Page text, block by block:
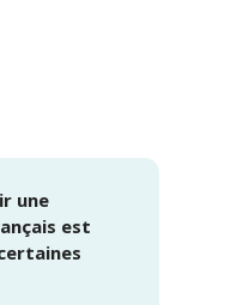
une
est